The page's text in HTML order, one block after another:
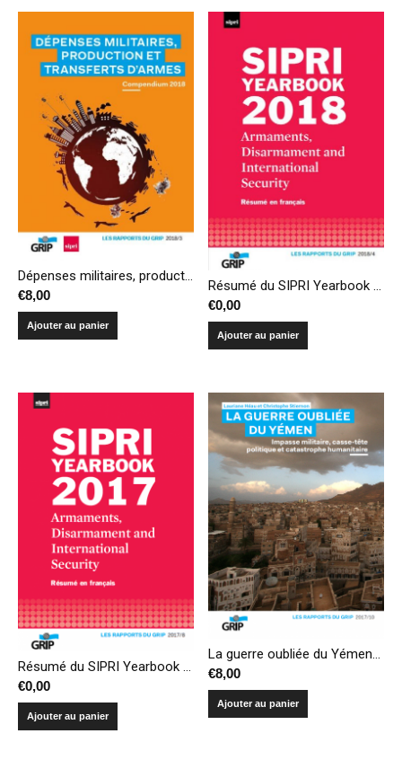
€8,00
Ajouter au panier
Résumé du SIPRI Yearbook 2018 – Armements, désarmement et sécurité internationale
€0,00
Ajouter au panier
€0,00
Ajouter au panier
La guerre oubliée du Yémen : impasse militaire, casse-tête politique et catastrophe humanitaire
€8,00
Ajouter au panier